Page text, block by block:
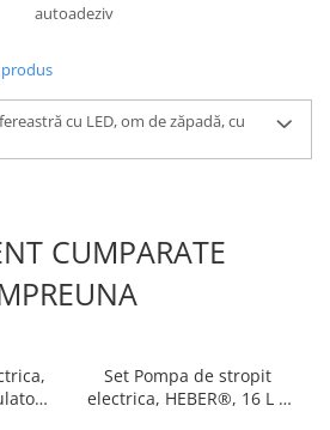
autoadeziv
cu LED, om de zăpadă, cu
CUMPARATE
Set Pompa de stropit
electrica, HEBER®, 16 L +